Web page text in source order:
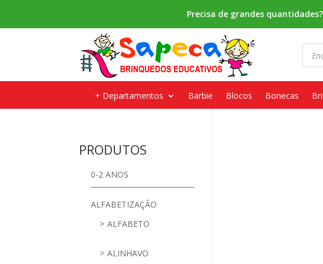
Precisa de grandes
+ Departamentos Barbie Blocos Bonecas
PRODUTOS
0-2 ANOS
ALFABETIZAÇÃO
ALFABETO
ALINHAVO